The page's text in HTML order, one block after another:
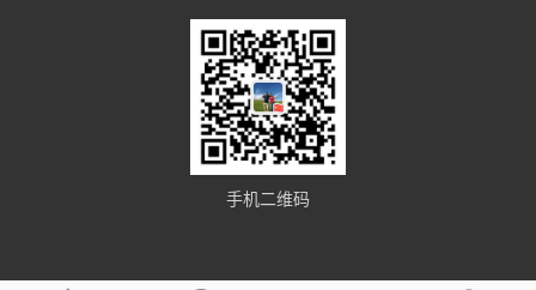
手机二维码